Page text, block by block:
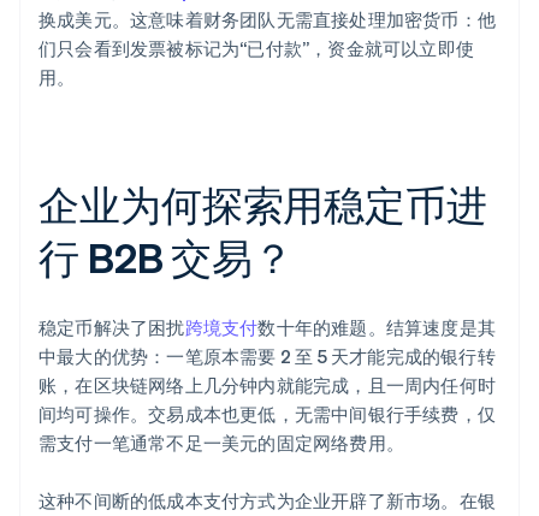
换成美元。这意味着财务团队无需直接处理加密货币：他
们只会看到发票被标记为“已付款”，资金就可以立即使
用。
企业为何探索用稳定币进
行 B2B 交易？
稳定币解决了困扰跨境支付数十年的难题。结算速度是其
中最大的优势：一笔原本需要 2 至 5 天才能完成的银行转
账，在区块链网络上几分钟内就能完成，且一周内任何时
间均可操作。交易成本也更低，无需中间银行手续费，仅
需支付一笔通常不足一美元的固定网络费用。
这种不间断的低成本支付方式为企业开辟了新市场。在银